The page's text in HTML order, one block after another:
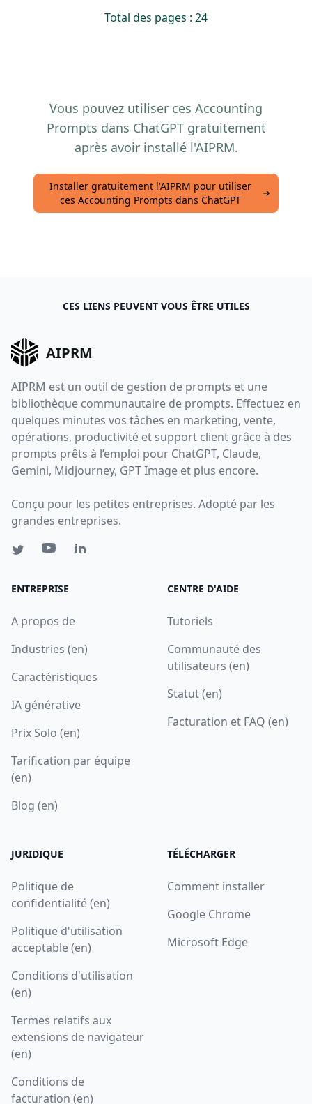
Total des pages : 24
Vous pouvez utiliser ces Accounting
Prompts dans ChatGPT gratuitement
après avoir installé l'AIPRM.
Installer gratuitement l'AIPRM pour utiliser
ces Accounting Prompts dans ChatGPT
CES LIENS PEUVENT VOUS ÊTRE UTILES
AIPRM
AIPRM est un outil de gestion de prompts et une
bibliothèque communautaire de prompts. Effectuez en
quelques minutes vos tâches en marketing, vente,
opérations, productivité et support client grâce à des
prompts prêts à l’emploi pour ChatGPT, Claude,
Gemini, Midjourney, GPT Image et plus encore.
Conçu pour les petites entreprises. Adopté par les
grandes entreprises.
ENTREPRISE
A propos de
Industries (en)
Caractéristiques
IA générative
Prix Solo (en)
Tarification par équipe
(en)
Blog (en)
CENTRE D'AIDE
Tutoriels
Communauté des
utilisateurs (en)
Statut (en)
Facturation et FAQ (en)
JURIDIQUE
Politique de
confidentialité (en)
Politique d'utilisation
acceptable (en)
Conditions d'utilisation
(en)
Termes relatifs aux
extensions de navigateur
(en)
Conditions de
facturation (en)
TÉLÉCHARGER
Comment installer
Google Chrome
Microsoft Edge